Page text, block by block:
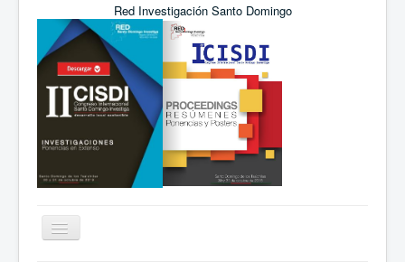
Red Investigación Santo Domingo
Alternar